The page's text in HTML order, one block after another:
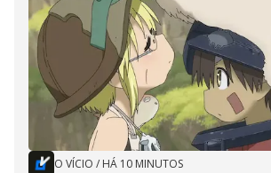
O VÍCIO / HÁ 10 MINUTOS